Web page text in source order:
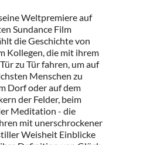
Weltpremiere auf
Sundance Film
die Geschichte von
Kollegen, die mit ihrem
zu Tür fahren, um auf
Menschen zu
Dorf oder auf dem
der Felder, beim
Meditation - die
mit unerschrockener
Weisheit Einblicke